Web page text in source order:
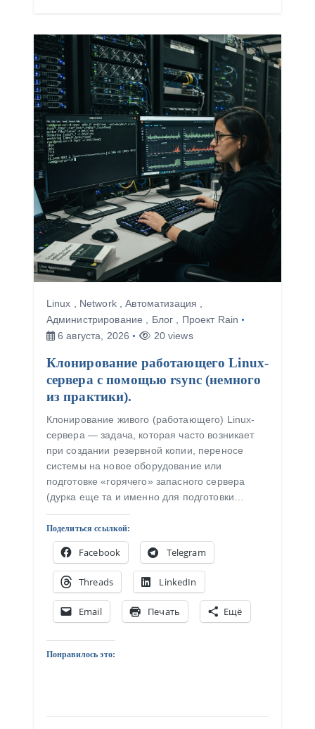
Linux , Network,Автоматизация ,
Администрирование , Блог , Проект Rain
6 августа, 2026
20 views
Клонирование работающего Linux-
сервера с помощью rsync (немного
из практики).
Клонирование живого (работающего) Linux-
сервера — задача, которая часто возникает
при создании резервной копии, переносе
системы на новое оборудование или
подготовке «горячего» запасного сервера
(дурка еще та и именно для подготовки…
Поделиться ссылкой:
Facebook Telegram
Threads LinkedIn
Email Печать Ещё
Понравилось это: